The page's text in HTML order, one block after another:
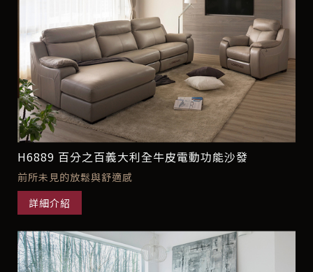
H6889 百分之百義大利全牛皮電動功能沙發
前所未見的放鬆與舒適感
詳細介紹